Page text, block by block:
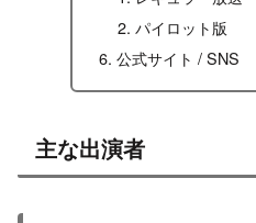
パイロット版
公式サイト / SNS
主な出演者